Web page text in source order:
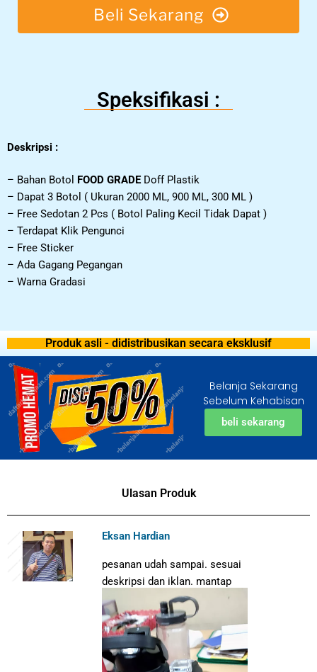
Beli Sekarang
Speksifikasi :
Deskripsi :
– Bahan Botol FOOD GRADE Doff Plastik
– Dapat 3 Botol ( Ukuran 2000 ML, 900 ML, 300 ML )
– Free Sedotan 2 Pcs ( Botol Paling Kecil Tidak Dapat )
– Terdapat Klik Pengunci
– Free Sticker
– Ada Gagang Pegangan
– Warna Gradasi
Produk asli - didistribusikan secara eksklusif
Belanja Sekarang
Sebelum Kehabisan
beli sekarang
Ulasan Produk
Eksan Hardian
pesanan udah sampai. sesuai
deskripsi dan iklan. mantap